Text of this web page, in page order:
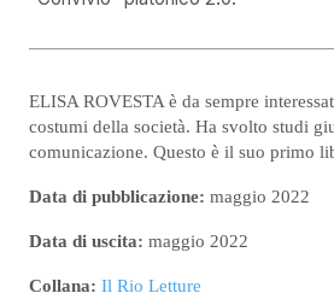
ELISA ROVESTA è da sempre
costumi della società. Ha svolto studi
comunicazione. Questo è il suo primo
Data di pubblicazione: maggio 2022
Data di uscita: maggio 2022
Collana: Il Rio Letture